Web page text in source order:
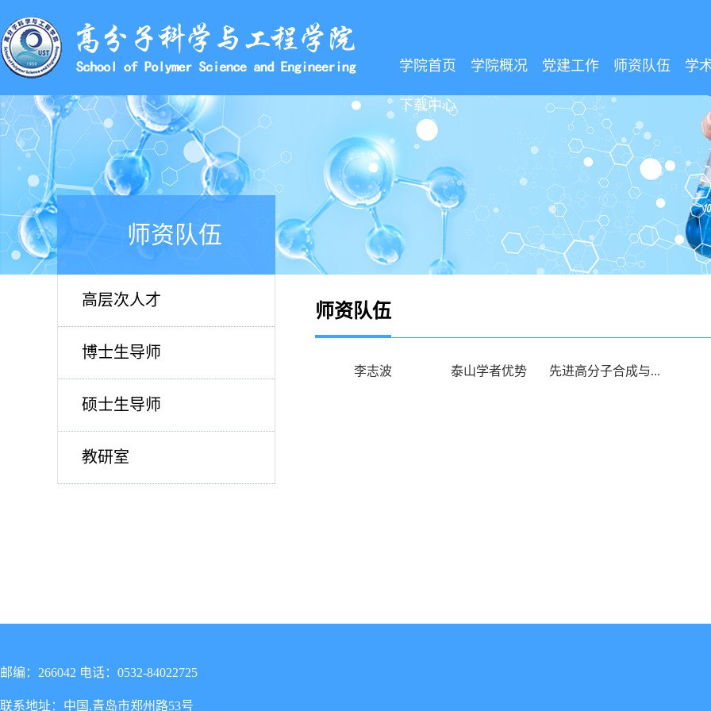
学院首页 学院概况 党建工作 师资队伍 学
下载中心
师资队伍
高层次人才
博士生导师
硕士生导师
教研室
师资队伍
李志波 泰山学者优势 先进高分子合成与...
邮编：266042 电话：0532-84022725
联系地址：中国.青岛市郑州路53号